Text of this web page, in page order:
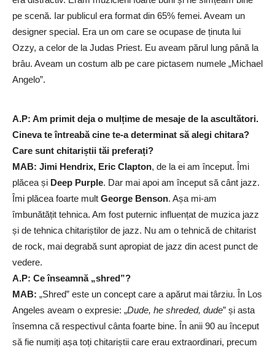
pe scenă. Iar publicul era format din 65% femei. Aveam un
designer special. Era un om care se ocupase de ținuta lui
Ozzy, a celor de la Judas Priest. Eu aveam părul lung până la
brâu. Aveam un costum alb pe care pictasem numele „Michael
Angelo”.
A.P: Am primit deja o mulțime de mesaje de la ascultători.
Cineva te întreabă cine te-a determinat să alegi chitara?
Care sunt chitariștii tăi preferați?
MAB: Jimi Hendrix, Eric Clapton, de la ei am început. Îmi
plăcea și Deep Purple. Dar mai apoi am început să cânt jazz.
Îmi plăcea foarte mult George Benson. Așa mi-am
îmbunătățit tehnica. Am fost puternic influențat de muzica jazz
și de tehnica chitariștilor de jazz. Nu am o tehnică de chitarist
de rock, mai degrabă sunt apropiat de jazz din acest punct de
vedere.
A.P: Ce înseamnă „shred”?
MAB: „Shred” este un concept care a apărut mai târziu. În Los
Angeles aveam o expresie: „Dude, he shreded, dude” și asta
însemna că respectivul cânta foarte bine. În anii 90 au început
să fie numiți așa toți chitariștii care erau extraordinari, precum